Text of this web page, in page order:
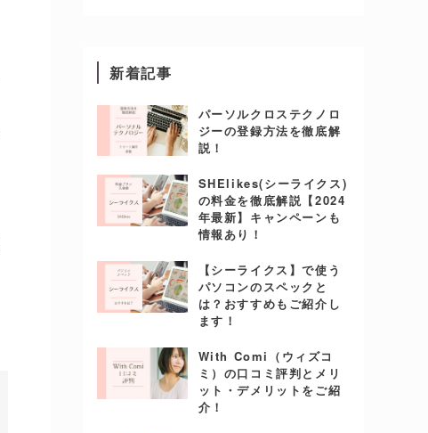
新着記事
パーソルクロステクノロ
ジーの登録方法を徹底解
説！
SHElikes(シーライクス)
の料金を徹底解説【2024
年最新】キャンペーンも
情報あり！
【シーライクス】で使う
パソコンのスペックと
は？おすすめもご紹介し
ます！
With Comi（ウィズコ
ミ）の口コミ評判とメリ
ット・デメリットをご紹
介！